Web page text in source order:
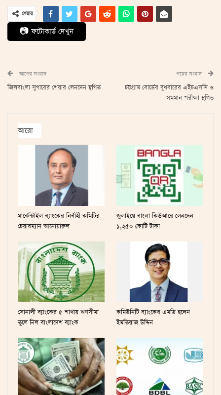
শেয়ার
📷 ফটোকার্ড দেখুন
আগের সংবাদ
জিলবাংলা সুগারের শেয়ার লেনদেন স্থগিত
পরের সংবাদ
চট্টগ্রাম বোর্ডের বুধবারের এইচএসসি ও
সমমান পরীক্ষা স্থগিত
আরো
মার্কেন্টাইল ব্যাংকের নির্বাহী কমিটির
চেয়ারম্যান আনোয়ারুল
জুলাইয়ে বাংলা কিউআরে লেনদেন
১,২৫০ কোটি টাকা
সোনালী ব্যাংকের ৫ শাখায় ঋণসীমা
তুলে নিল বাংলাদেশ ব্যাংক
কমিউনিটি ব্যাংকের এমডি হলেন
ইমতিয়াজ উদ্দিন